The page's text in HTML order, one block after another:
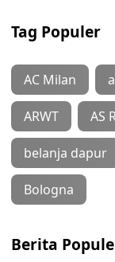
Tag Populer
AC Milan
ARWT AS
belanja dapur
Bologna
Berita